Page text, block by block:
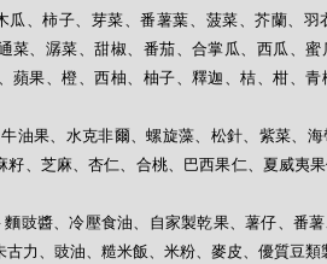
、柿子、芽菜、番薯葉、菠菜、芥蘭、羽
菜、潺菜、甜椒、番茄、合掌瓜、西瓜、
蘋果、橙、西柚、柚子、釋迦、桔、柑、
油果、水克非爾、螺旋藻、松針、紫菜、
籽、芝麻、杏仁、合桃、巴西果仁、夏威夷
豉醬、冷壓食油、自家製乾果、薯仔、番
力、豉油、糙米飯、米粉、麥皮、優質豆類